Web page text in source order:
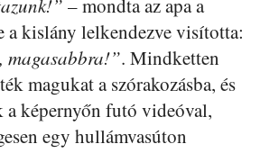
– mondta az apa a
a kislány lelkendezve visította:
magasabbra!”. Mindketten
magukat a szórakozásba, és
a képernyőn futó videóval,
egy hullámvasúton